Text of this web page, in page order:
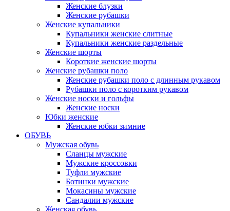
Женские блузки
Женские рубашки
Женские купальники
Купальники женские слитные
Купальники женские раздельные
Женские шорты
Короткие женские шорты
Женские рубашки поло
Женские рубашки поло с длинным рукавом
Рубашки поло с коротким рукавом
Женские носки и гольфы
Женские носки
Юбки женские
Женские юбки зимние
ОБУВЬ
Мужская обувь
Сланцы мужские
Мужские кроссовки
Туфли мужские
Ботинки мужские
Мокасины мужские
Сандалии мужские
Женская обувь